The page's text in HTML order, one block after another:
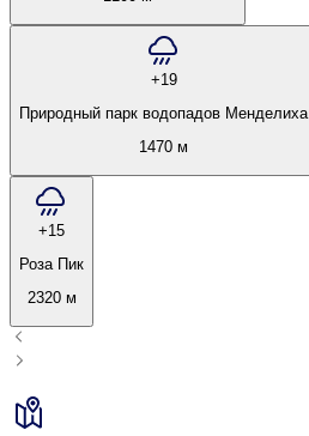
+19
Природный парк водопадов Менделиха
1470 м
+15
Роза Пик
2320 м